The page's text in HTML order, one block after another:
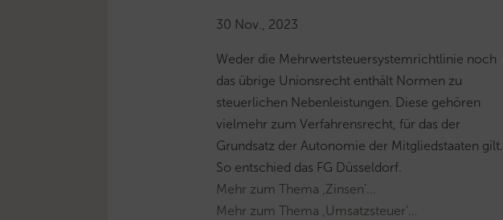
30 Nov., 2023
Weder die Mehrwertsteuersystemrichtlinie noch
das übrige Unionsrecht enthält Normen zu
steuerlichen Nebenleistungen. Diese gehören
vielmehr zum Verfahrensrecht, für das der
Grundsatz der Autonomie der Mitgliedstaaten gilt.
So entschied das FG Düsseldorf.
Mehr zum Thema ‚Zinsen’…
Mehr zum Thema ‚Umsatzsteuer’…